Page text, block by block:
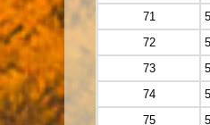
71
72
73
74
75